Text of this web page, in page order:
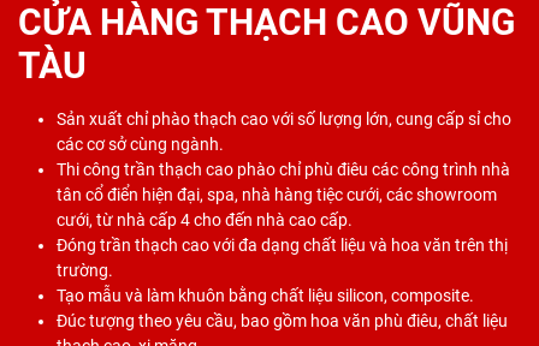
CỬA HÀNG THẠCH CAO VŨNG
TÀU
Sản xuất chỉ phào thạch cao với số lượng lớn, cung cấp sỉ cho
các cơ sở cùng ngành.
Thi công trần thạch cao phào chỉ phù điêu các công trình nhà
tân cổ điển hiện đại, spa, nhà hàng tiệc cưới, các showroom
cưới, từ nhà cấp 4 cho đến nhà cao cấp.
Đóng trần thạch cao với đa dạng chất liệu và hoa văn trên thị
trường.
Tạo mẫu và làm khuôn bằng chất liệu silicon, composite.
Đúc tượng theo yêu cầu, bao gồm hoa văn phù điêu, chất liệu